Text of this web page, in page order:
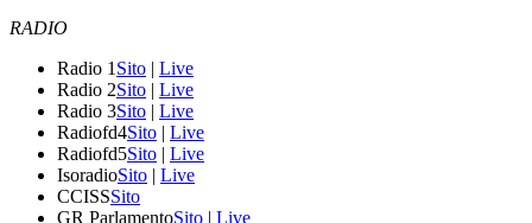
RADIO
Radio 1 Sito | Live
Radio 2Sito | Live
Radio 3Sito | Live
Radiofd4Sito | Live
Radiofd5Sito | Live
IsoradioSito | Live
CCISSSito
GR ParlamentoSito | Live